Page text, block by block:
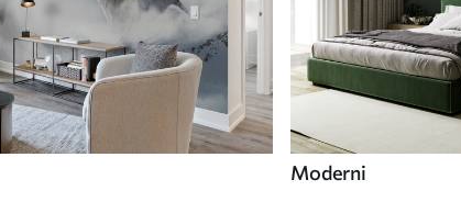
Moderni